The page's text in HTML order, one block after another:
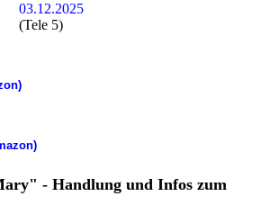
03.12.2025
(Tele 5)
- Handlung und Infos zum